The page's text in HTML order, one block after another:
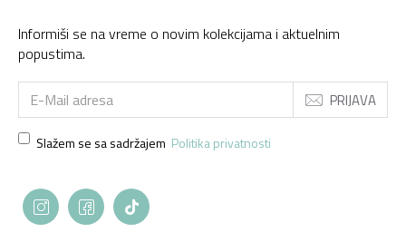
Informiši se na vreme o novim kolekcijama i aktuelnim
popustima.
PRIJAVA
Slažem se sa sadržajem Politika privatnosti